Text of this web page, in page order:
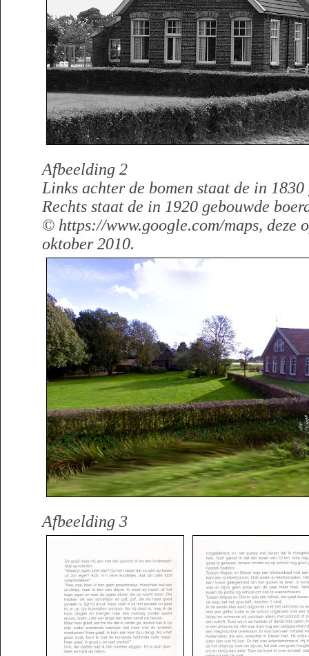
Afbeelding 2
Links achter de bomen staat de in
Rechts staat de in 1920 gebouwde
© https://www.google.com/maps, deze
oktober 2010.
Afbeelding 3